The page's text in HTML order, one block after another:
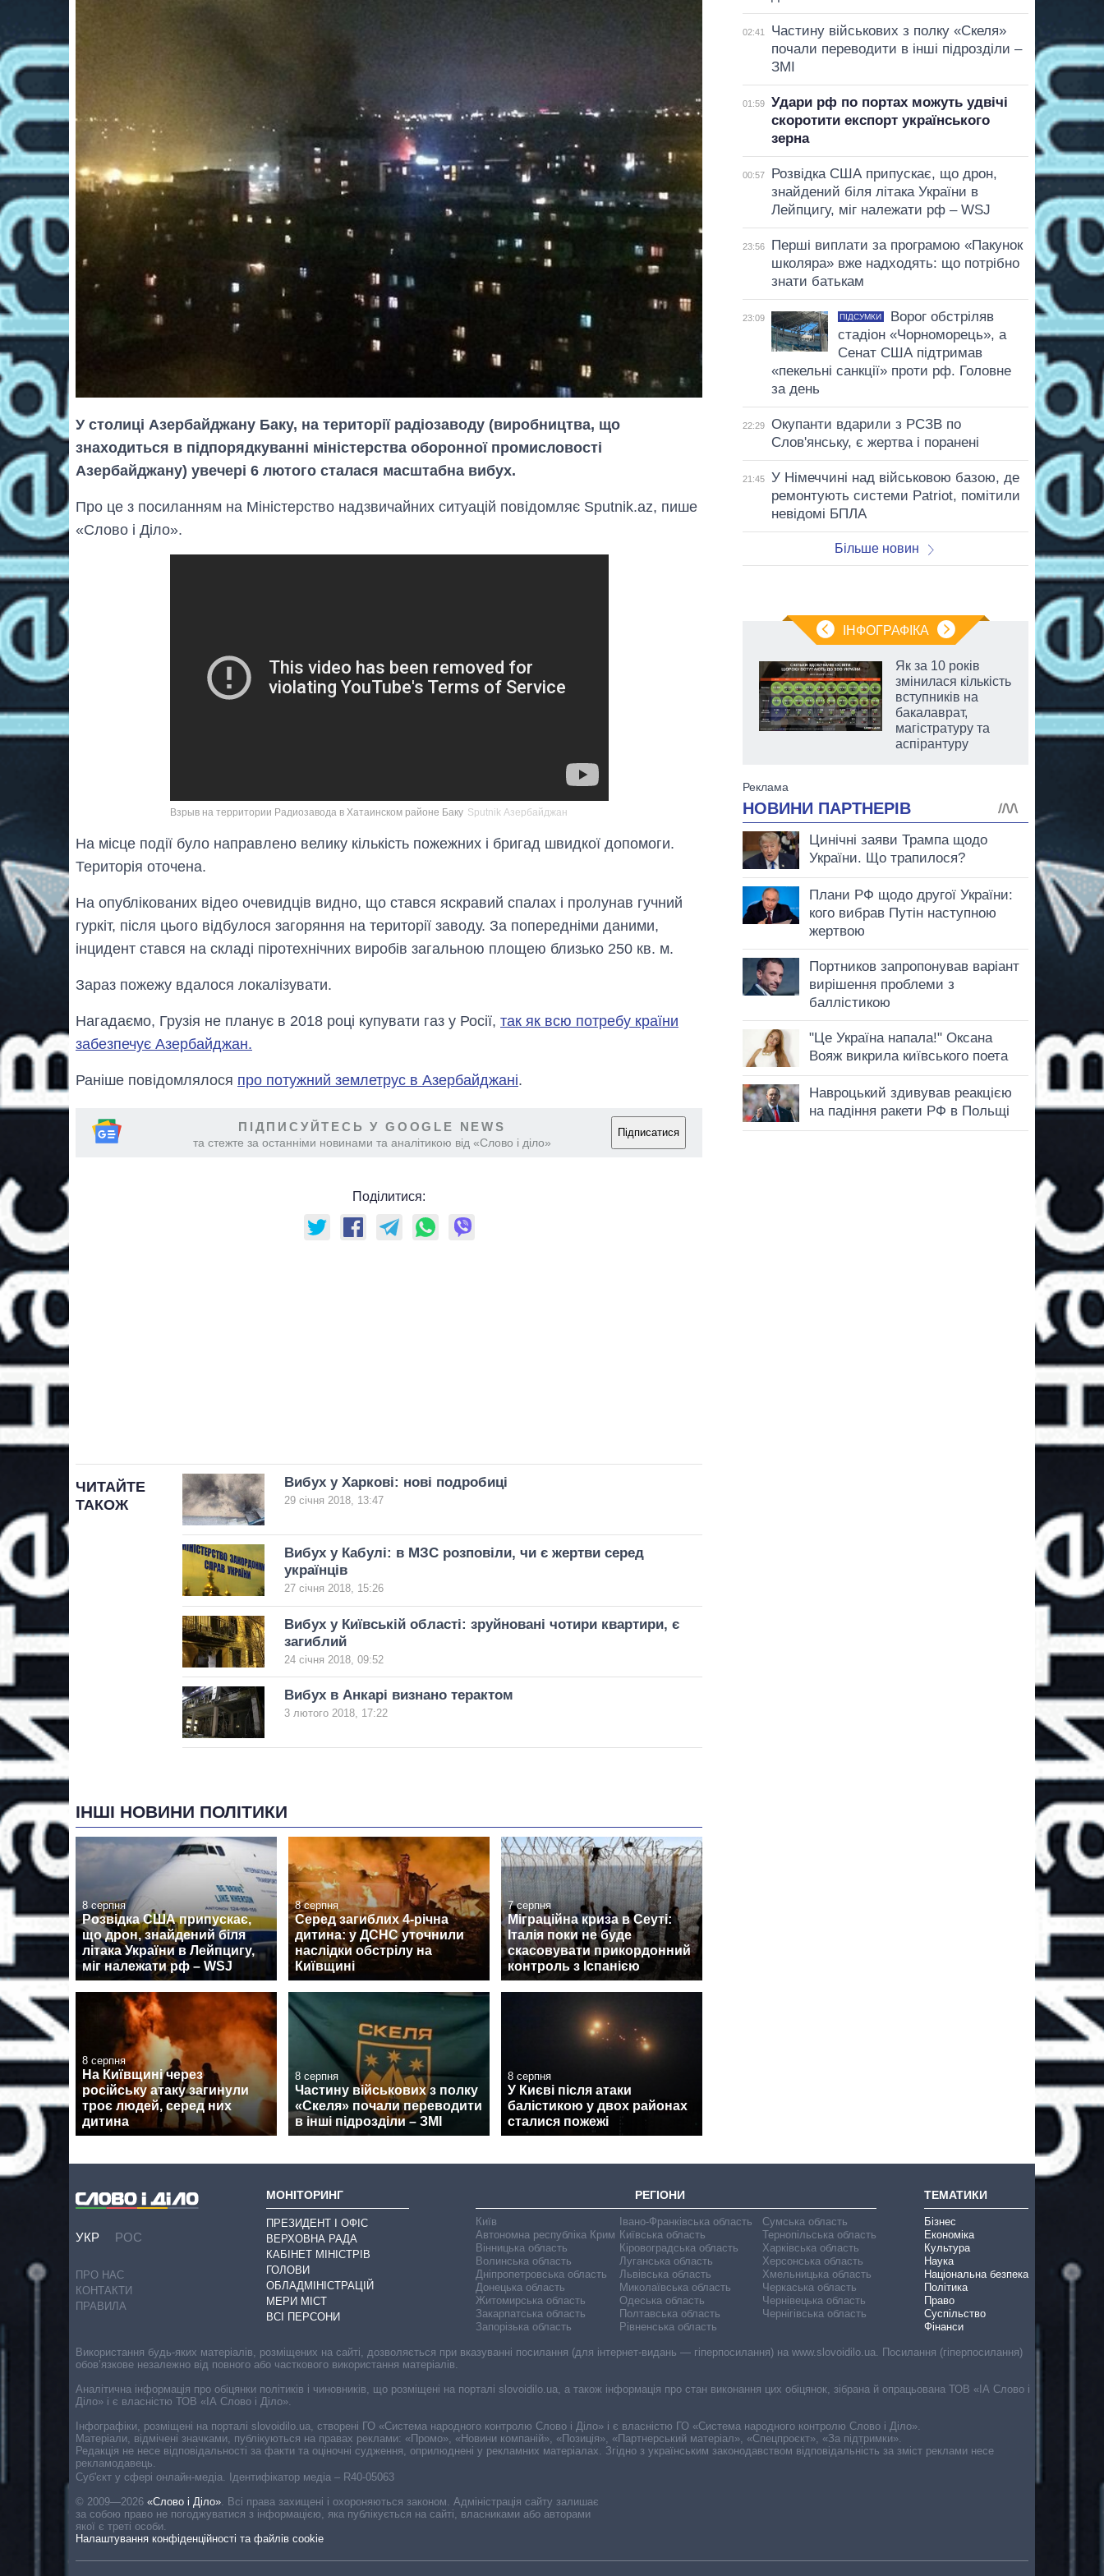
У столиці Азербайджану Баку, на території радіозаводу (виробництва, що
знаходиться в підпорядкуванні міністерства оборонної промисловості
Азербайджану) увечері 6 лютого сталася масштабна вибух.
Про це з посиланням на Міністерство надзвичайних ситуацій повідомляє Sputnik.az, пише
«Слово і Діло».
Взрыв на территории Радиозавода в Хатаинском районе Баку Sputnik Азербайджан
На місце події було направлено велику кількість пожежних і бригад швидкої допомоги.
Територія оточена.
На опублікованих відео очевидців видно, що стався яскравий спалах і пролунав гучний
гуркіт, після цього відбулося загоряння на території заводу. За попередніми даними,
інцидент стався на складі піротехнічних виробів загальною площею близько 250 кв. м.
Зараз пожежу вдалося локалізувати.
Нагадаємо, Грузія не планує в 2018 році купувати газ у Росії, так як всю потребу країни
забезпечує Азербайджан.
Раніше повідомлялося про потужний землетрус в Азербайджані.
ПІДПИСУЙТЕСЬ У GOOGLE NEWS
та стежте за останніми новинами та аналітикою від «Слово і діло»
Підписатися
Поділитися:
ЧИТАЙТЕ
ТАКОЖ
Вибух у Харкові: нові подробиці
29 січня 2018, 13:47
Вибух у Кабулі: в МЗС розповіли, чи є жертви серед
українців
27 січня 2018, 15:26
Вибух у Київській області: зруйновані чотири квартири, є
загиблий
24 січня 2018, 09:52
Вибух в Анкарі визнано терактом
3 лютого 2018, 17:22
ІНШІ НОВИНИ ПОЛІТИКИ
8 серпня
Розвідка США припускає,
що дрон, знайдений біля
літака України в Лейпцигу,
міг належати рф – WSJ
8 серпня
Серед загиблих 4-річна
дитина: у ДСНС уточнили
наслідки обстрілу на
Київщині
7 серпня
Міграційна криза в Сеуті:
Італія поки не буде
скасовувати прикордонний
контроль з Іспанією
8 серпня
На Київщині через
російську атаку загинули
троє людей, серед них
дитина
8 серпня
Частину військових з полку
«Скеля» почали переводити
в інші підрозділи – ЗМІ
8 серпня
У Києві після атаки
балістикою у двох районах
сталися пожежі
02:41
Частину військових з полку «Скеля»
почали переводити в інші підрозділи –
ЗМІ
01:59
Удари рф по портах можуть удвічі
скоротити експорт українського
зерна
00:57
Розвідка США припускає, що дрон,
знайдений біля літака України в
Лейпцигу, міг належати рф – WSJ
23:56
Перші виплати за програмою «Пакунок
школяра» вже надходять: що потрібно
знати батькам
23:09 ПІДСУМКИ
Ворог обстріляв
стадіон «Чорноморець», а
Сенат США підтримав
«пекельні санкції» проти рф. Головне
за день
22:29
Окупанти вдарили з РСЗВ по
Слов'янську, є жертва і поранені
21:45
У Німеччині над військовою базою, де
ремонтують системи Patriot, помітили
невідомі БПЛА
Більше новин
ІНФОГРАФІКА
Як за 10 років
змінилася кількість
вступників на
бакалаврат,
магістратуру та
аспірантуру
УКР РОС
ПРО НАС
КОНТАКТИ
ПРАВИЛА
МОНІТОРИНГ
ПРЕЗИДЕНТ І ОФІС
ВЕРХОВНА РАДА
КАБІНЕТ МІНІСТРІВ
ГОЛОВИ
ОБЛАДМІНІСТРАЦІЙ
МЕРИ МІСТ
ВСІ ПЕРСОНИ
РЕГІОНИ
Київ
Автономна республіка Крим
Вінницька область
Волинська область
Дніпропетровська область
Донецька область
Житомирська область
Закарпатська область
Запорізька область
Івано-Франківська область
Київська область
Кіровоградська область
Луганська область
Львівська область
Миколаївська область
Одеська область
Полтавська область
Рівненська область
Сумська область
Тернопільська область
Харківська область
Херсонська область
Хмельницька область
Черкаська область
Чернівецька область
Чернігівська область
ТЕМАТИКИ
Бізнес
Економіка
Культура
Наука
Національна безпека
Політика
Право
Суспільство
Фінанси
Cуб'єкт у сфері онлайн-медіа. Ідентифікатор медіа – R40-05063
© 2009—2026 «Слово і Діло» Всі права захищені і охороняються законом. Адміністрація сайту залишає
за собою право не погоджуватися з інформацією, яка публікується на сайті, власниками або авторами
якої є треті особи.
Налаштування конфіденційності та файлів cookie
Використання будь-яких матеріалів, розміщених на сайті, дозволяється при вказуванні посилання (для інтернет-видань — гіперпосилання) на www.slovoidilo.ua. Посилання (гіперпосилання)
обов’язкове незалежно від повного або часткового використання матеріалів.
Аналітична інформація про обіцянки політиків і чиновників, що розміщені на порталі slovoidilo.ua, а також інформація про стан виконання цих обіцянок, зібрана й опрацьована ТОВ «ІА Слово і
Діло» і є власністю ТОВ «ІА Слово і Діло».
Інфографіки, розміщені на порталі slovoidilo.ua, створені ГО «Система народного контролю Слово і Діло» і є власністю ГО «Система народного контролю Слово і Діло».
Матеріали, відмічені значками, публікуються на правах реклами: «Промо», «Новини компаній», «Позиція», «Партнерський матеріал», «Спецпроєкт», «За підтримки».
Редакція не несе відповідальності за факти та оціночні судження, оприлюднені у рекламних матеріалах. Згідно з українським законодавством відповідальність за зміст реклами несе
рекламодавець.